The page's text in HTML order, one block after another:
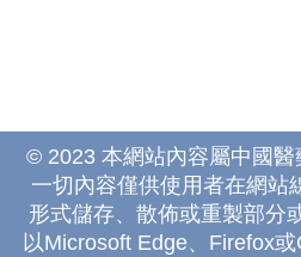
© 2023 本網站內容屬中國醫
一切內容僅供使用者在網站
形式儲存、散佈或重製部分
以Microsoft Edge、Firefox